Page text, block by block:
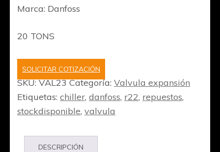
Marca: Danfoss
20 TONS
SOLICITAR COTIZACIÓN
SKU:VAL23 Categoría: Valvula expansión
Etiquetas: chiller, danfoss, r22, repuestos,
stockdisponible, valvula
DESCRIPCIÓN